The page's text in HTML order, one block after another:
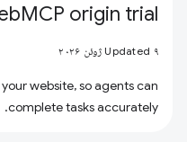
origin trial
Updated ۹ ژوئن ۲۰۲۶
website, so agents can
complete tasks accurately.